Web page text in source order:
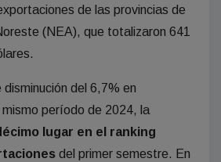
de las provincias de
(NEA), que totalizaron 641
del 6,7% en
período de 2024, la
lugar en el ranking
del primer semestre. En